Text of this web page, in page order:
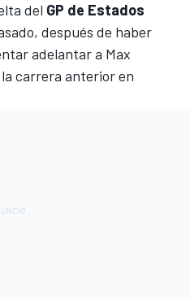
del GP de Estados
después de haber
adelantar a Max
carrera anterior en